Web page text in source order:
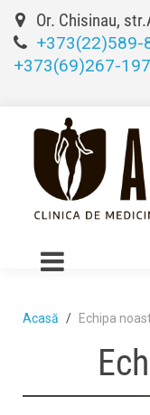
Or. Chisinau,
+373(22)589-
+373(69)267-197
Acasă Echipa